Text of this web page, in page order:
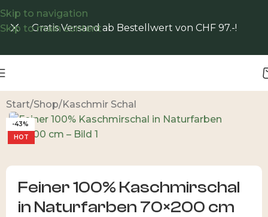
Skip to navigation
Skip to main content
Gratis Versand ab Bestellwert von CHF 97.-!
Start/Shop/Kaschmir Schal
-43%
HOT
Feiner 100% Kaschmirschal
in Naturfarben 70×200 cm